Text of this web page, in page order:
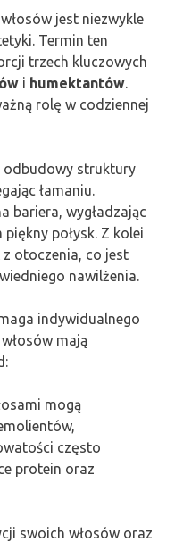
jest niezwykle
Termin ten
trzech kluczowych
i humektantów
rolę w codziennej
odbudowy struktury
łamaniu.
bariera, wygładzając
połysk. Z kolei
z otoczenia, co jest
nawilżenia.
indywidualnego
mają
mogą
często
protein oraz
swoich włosów oraz